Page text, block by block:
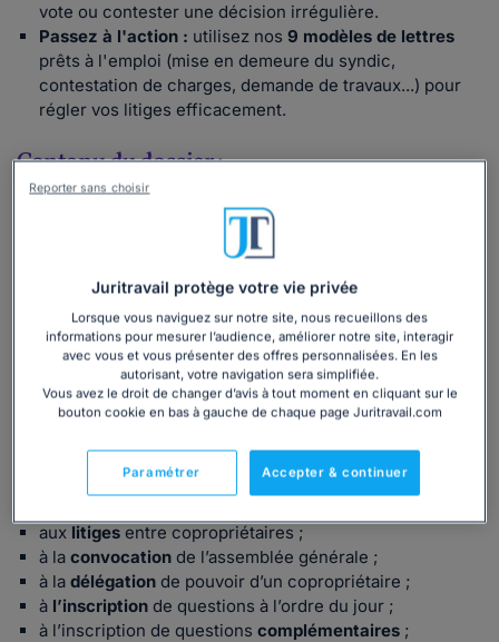
vote ou contester une décision irrégulière.
Passez à l'action : utilisez nos 9 modèles de lettres
prêts à l'emploi (mise en demeure du syndic,
contestation de charges, demande de travaux...) pour
régler vos litiges efficacement.
Contenu du dossier :
Ce dossier comprend des informations relatives :
dépensesd’entretien de l’immeuble et de ses
équipements ;
auxaménagementsdes partiesprivativeset
communes;
aurèglement de copropriété;
auxmissionsdu syndic, du conseil syndicat et du
pouvoirsde l’assemblée générale des
copropriétaires ;
aux litiges entre copropriétaires ;
à la convocation de l’assemblée générale ;
à la délégation de pouvoir d’un copropriétaire ;
à l’inscription de questions à l’ordre du jour ;
à l’inscription de questions complémentaires ;
Juritravail protège votre vie privée
Lorsque vous naviguez sur notre site, nous recueillons des
informations pour mesurer l’audience, améliorer notre site, interagir
avec vous et vous présenter des offres personnalisées. En les
autorisant, votre navigation sera simplifiée.
Vous avez le droit de changer d’avis à tout moment en cliquant sur le
bouton cookie en bas à gauche de chaque page Juritravail.com
Accepter & continuer
Paramétrer
Reporter sans choisir